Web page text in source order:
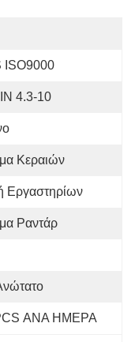
ISO9000
4.3-10
Κεραιών
Εργαστηρίων
Ραντάρ
ΑΝΑ ΗΜΕΡΑ